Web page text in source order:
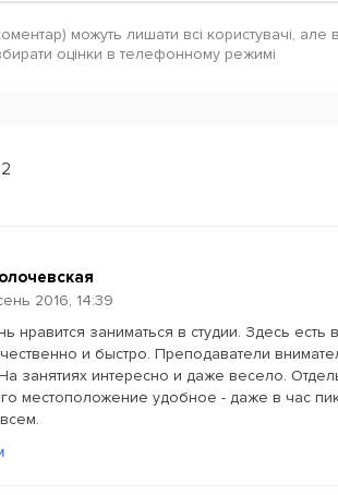
можуть лишати всі користувачі,
оцінки в телефонному режимі
2016, 14:39
нравится заниматься в студии. Здесь
и быстро. Преподаватели
занятиях интересно и даже весело.
местоположение удобное - даже в час